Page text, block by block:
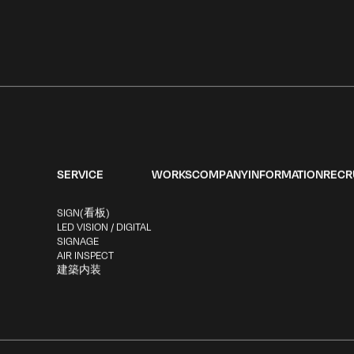
SERVICE
SIGN(看板)
LED VISION / DIGITAL
SIGNAGE
AIR INSPECT
建築内装
WORKSCOMPANYINFORMATION